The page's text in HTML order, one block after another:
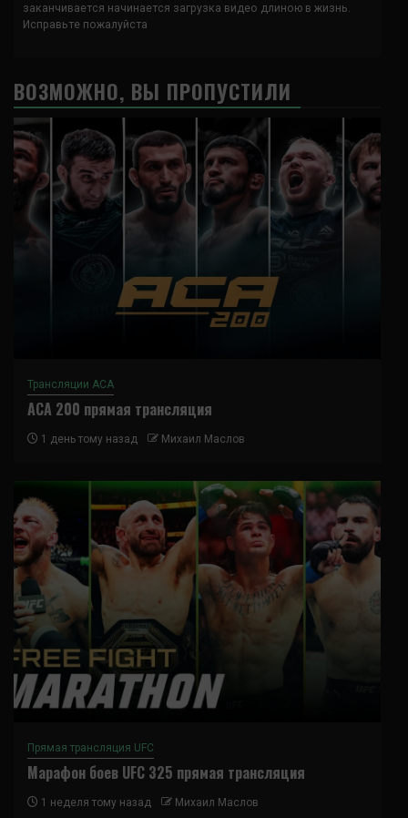
заканчивается начинается загрузка видео длиною в жизнь.
Исправьте пожалуйста
ВОЗМОЖНО, ВЫ ПРОПУСТИЛИ
Трансляции ACA
ACA 200 прямая трансляция
1 день тому назад Михаил Маслов
Прямая трансляция UFC
Марафон боев UFC 325 прямая трансляция
1 неделя тому назад Михаил Маслов